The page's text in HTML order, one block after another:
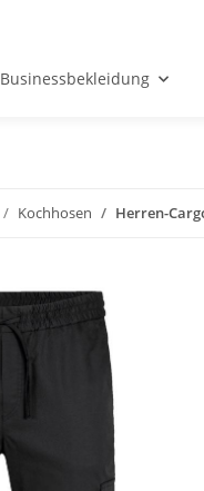
Businessbekleidung
Kochhosen Herren-